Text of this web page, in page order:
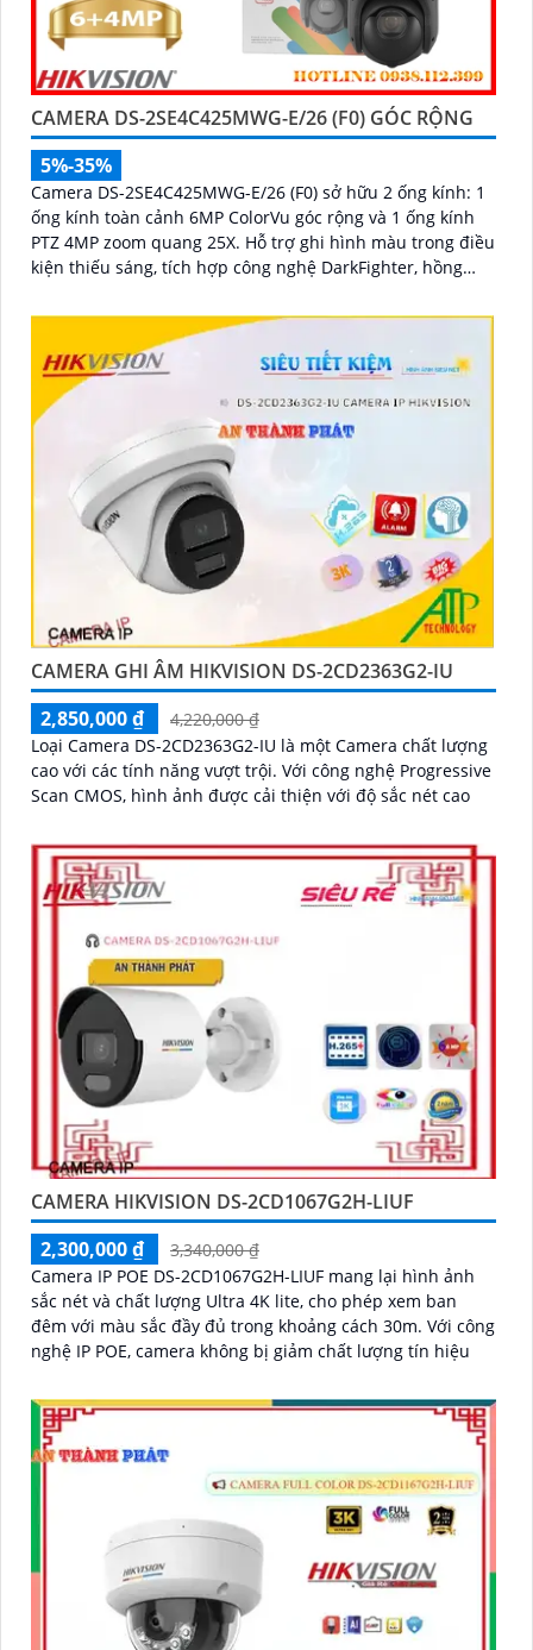
CAMERA DS-2SE4C425MWG-E/26 (F0) GÓC RỘNG
5%-35%
Camera DS-2SE4C425MWG-E/26 (F0) sở hữu 2 ống kính: 1
ống kính toàn cảnh 6MP ColorVu góc rộng và 1 ống kính
PTZ 4MP zoom quang 25X. Hỗ trợ ghi hình màu trong điều
kiện thiếu sáng, tích hợp công nghệ DarkFighter, hồng
và chuẩn nén H
CAMERA GHI ÂM HIKVISION DS-2CD2363G2-IU
2,850,000 ₫
4,220,000 ₫
Loại Camera DS-2CD2363G2-IU là một Camera chất lượng
cao với các tính năng vượt trội. Với công nghệ Progressive
Scan CMOS, hình ảnh được cải thiện với độ sắc nét cao
CAMERA HIKVISION DS-2CD1067G2H-LIUF
2,300,000 ₫
3,340,000 ₫
Camera IP POE DS-2CD1067G2H-LIUF mang lại hình ảnh
sắc nét và chất lượng Ultra 4K lite, cho phép xem ban
đêm với màu sắc đầy đủ trong khoảng cách 30m. Với công
nghệ IP POE, camera không bị giảm chất lượng tín hiệu